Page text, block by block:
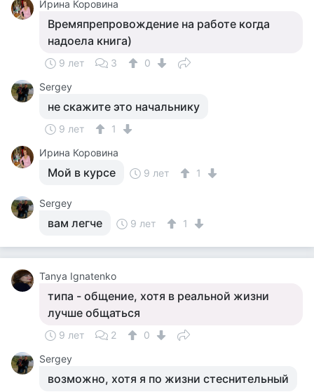
Ирина Коровина
Времяпрепровождение на работе когда
надоела книга)
9 лет 3
0
Sergey
не скажите это начальнику
9 лет
1
Ирина Коровина
Мой в курсе 9 лет 1
Sergey
вам легче 9 лет 1
Tanya Ignatenko
типа - общение, хотя в реальной жизни
лучше общаться
9 лет 2
0
Sergey
возможно, хотя я по жизни стеснительный